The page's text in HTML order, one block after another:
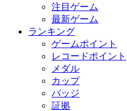
注目ゲーム
最新ゲーム
ランキング
ゲームポイント
レコードポイント
メダル
カップ
バッジ
証拠